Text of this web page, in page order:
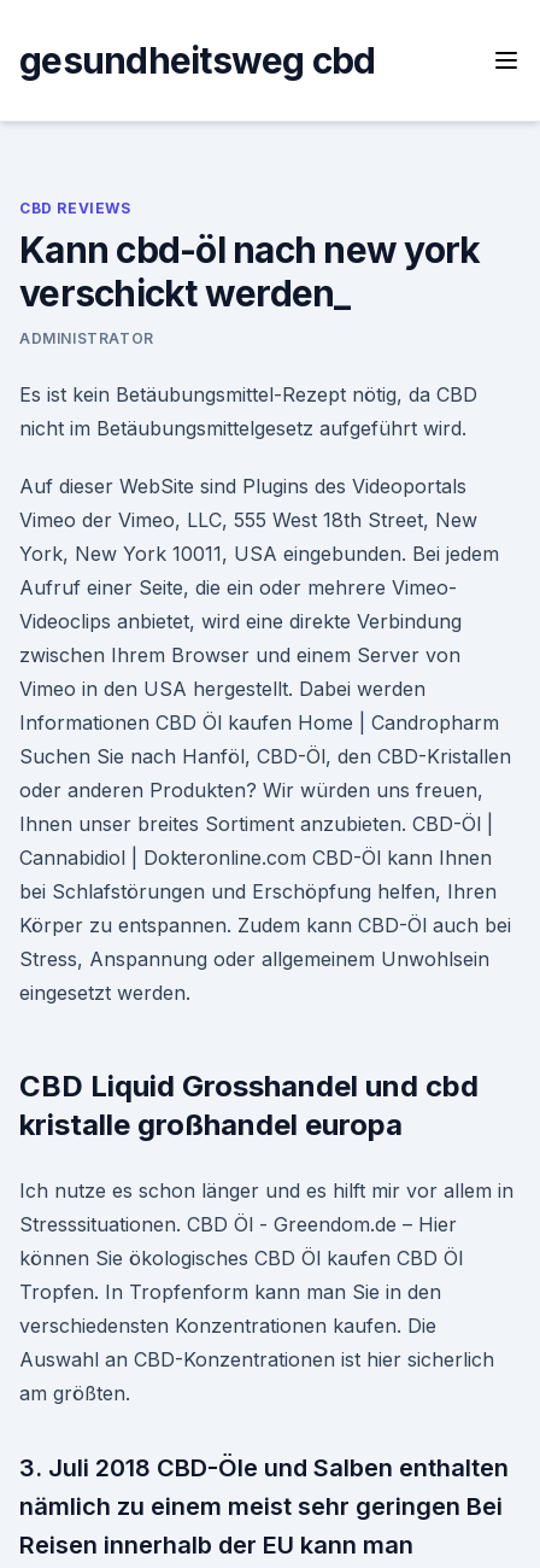
content
gesundheitsweg cbd
CBD REVIEWS
Kann cbd-öl nach new york
verschickt werden_
ADMINISTRATOR
Es ist kein Betäubungsmittel-Rezept nötig, da CBD
nicht im Betäubungsmittelgesetz aufgeführt wird.
Auf dieser WebSite sind Plugins des Videoportals
Vimeo der Vimeo, LLC, 555 West 18th Street, New
York, New York 10011, USA eingebunden. Bei jedem
Aufruf einer Seite, die ein oder mehrere Vimeo-
Videoclips anbietet, wird eine direkte Verbindung
zwischen Ihrem Browser und einem Server von
Vimeo in den USA hergestellt. Dabei werden
Informationen CBD Öl kaufen Home | Candropharm
Suchen Sie nach Hanföl, CBD-Öl, den CBD-Kristallen
oder anderen Produkten? Wir würden uns freuen,
Ihnen unser breites Sortiment anzubieten. CBD-Öl |
Cannabidiol | Dokteronline.com CBD-Öl kann Ihnen
bei Schlafstörungen und Erschöpfung helfen, Ihren
Körper zu entspannen. Zudem kann CBD-Öl auch bei
Stress, Anspannung oder allgemeinem Unwohlsein
eingesetzt werden.
CBD Liquid Grosshandel und cbd
kristalle großhandel europa
Ich nutze es schon länger und es hilft mir vor allem in
Stresssituationen. CBD Öl - Greendom.de – Hier
können Sie ökologisches CBD Öl kaufen CBD Öl
Tropfen. In Tropfenform kann man Sie in den
verschiedensten Konzentrationen kaufen. Die
Auswahl an CBD-Konzentrationen ist hier sicherlich
am größten.
3. Juli 2018 CBD-Öle und Salben enthalten
nämlich zu einem meist sehr geringen Bei
Reisen innerhalb der EU kann man